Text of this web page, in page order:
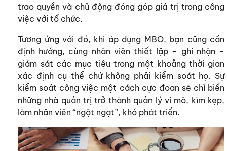
trao quyền và chủ động đóng góp giá trị trong công
việc với tổ chức.
Tương ứng với đó, khi áp dụng MBO, bạn cũng cần
định hướng, cùng nhân viên thiết lập – ghi nhận –
giám sát các mục tiêu trong một khoảng thời gian
xác định cụ thể chứ không phải kiểm soát họ. Sự
kiểm soát công việc một cách cực đoan sẽ chỉ biến
những nhà quản trị trở thành quản lý vi mô, kìm kẹp,
làm nhân viên “ngột ngạt”, khó phát triển.